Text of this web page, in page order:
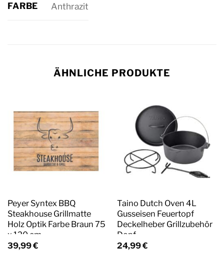
FARBE Anthrazit
ÄHNLICHE PRODUKTE
Peyer Syntex BBQ
Steakhouse Grillmatte
Holz Optik Farbe Braun 75
x 120 cm
39,99€
Taino Dutch Oven 4L
Gusseisen Feuertopf
Deckelheber Grillzubehör
Dopf
24,99€